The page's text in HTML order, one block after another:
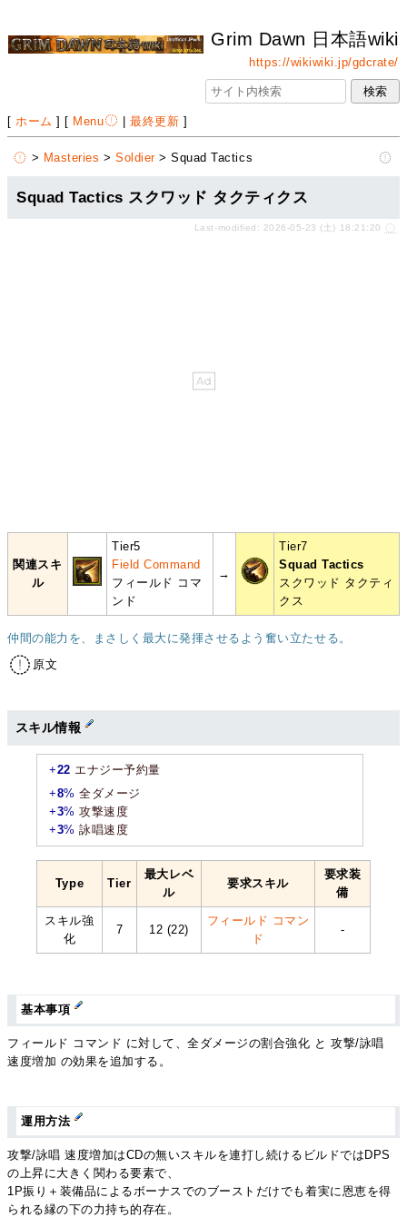
Grim Dawn 日本語wiki
https://wikiwiki.jp/gdcrate/
[ ホーム ] [ Menu |最終更新 ]
> Masteries >Soldier> Squad Tactics
Squad Tactics スクワッド タクティクス
Last-modified: 2026-05-23 (土) 18:21:20
関連スキ
ル
Tier5
Field Command
フィールド コマ
ンド
→
Tier7
Squad Tactics
スクワッド タクティ
クス
仲間の能力を、まさしく最大に発揮させるよう奮い立たせる。
原文
スキル情報
+22 エナジー予約量
+8% 全ダメージ
+3% 攻撃速度
+3% 詠唱速度
Type Tier
最大レベ
ル
要求スキル
要求装
備
スキル強
化
7 12 (22)
フィールド コマン
ド
-
基本事項
フィールド コマンド に対して、全ダメージの割合強化 と 攻撃/詠唱
速度増加 の効果を追加する。
運用方法
攻撃/詠唱 速度増加はCDの無いスキルを連打し続けるビルドではDPS
の上昇に大きく関わる要素で、
1P振り＋装備品によるボーナスでのブーストだけでも着実に恩恵を得
られる縁の下の力持ち的存在。